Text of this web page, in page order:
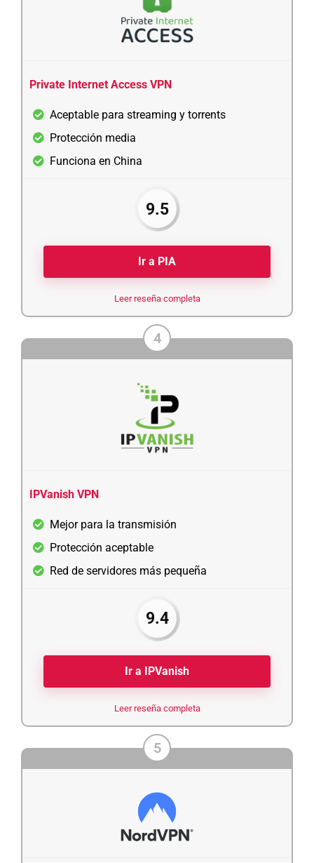
Private Internet Access VPN
Aceptable para streaming y torrents
Protección media
Funciona en China
9.5
Ir a PIA
Leer reseña completa
4
IPVanish VPN
Mejor para la transmisión
Protección aceptable
Red de servidores más pequeña
9.4
Ir a IPVanish
Leer reseña completa
5